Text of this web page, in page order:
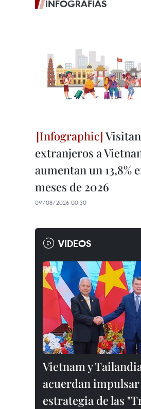
INFOGRAFÍAS
extranjeros a
aumentan un 13,8%
meses de 2026
09/08/2026 00:30
VIDEOS
Vietnam y
acuerdan impulsar
estrategia de las